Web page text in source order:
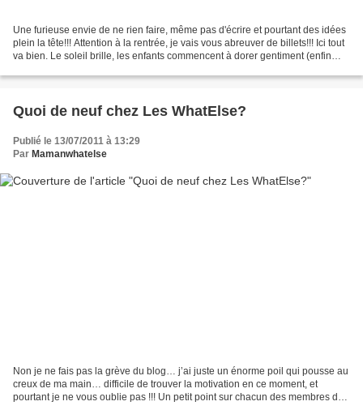
Une furieuse envie de ne rien faire, même pas d'écrire et pourtant des idées
plein la tête!!! Attention à la rentrée, je vais vous abreuver de billets!!! Ici tout
va bien. Le soleil brille, les enfants commencent à dorer gentiment (enfin
Quoi de neuf chez Les WhatElse?
Publié le 13/07/2011 à 13:29
Par Mamanwhatelse
Non je ne fais pas la grève du blog… j’ai juste un énorme poil qui pousse au
creux de ma main… difficile de trouver la motivation en ce moment, et
pourtant je ne vous oublie pas !!! Un petit point sur chacun des membres de